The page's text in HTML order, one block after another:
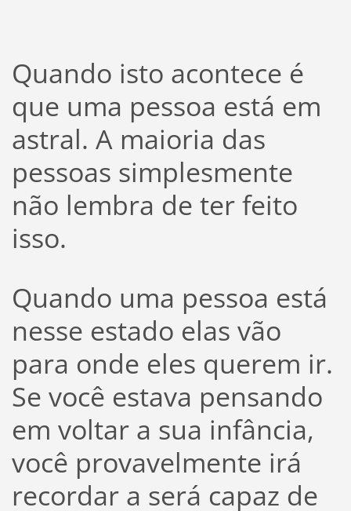
Quando isto acontece é
que uma pessoa está em
astral. A maioria das
pessoas simplesmente
não lembra de ter feito
isso.
Quando uma pessoa está
nesse estado elas vão
para onde eles querem ir.
Se você estava pensando
em voltar a sua infância,
você provavelmente irá
recordar a será capaz de